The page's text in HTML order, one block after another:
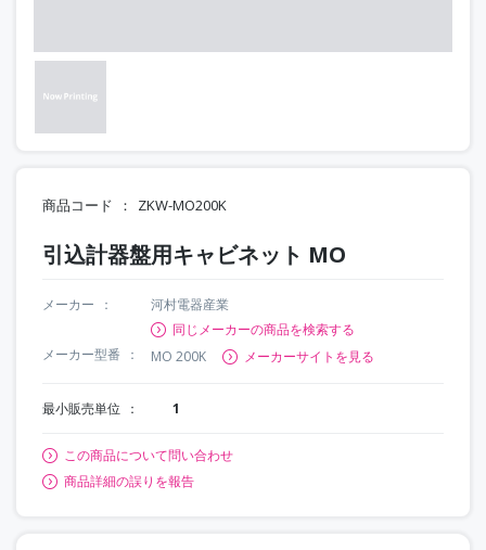
商品コード ZKW-MO200K
引込計器盤用キャビネット MO
メーカー
河村電器産業
同じメーカーの商品を検索する
メーカー型番
MO 200K メーカーサイトを見る
最小販売単位 1
この商品について問い合わせ
商品詳細の誤りを報告